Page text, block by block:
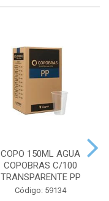
COPO 150ML AGUA
COPOBRAS C/100
TRANSPARENTE PP
Código: 59134